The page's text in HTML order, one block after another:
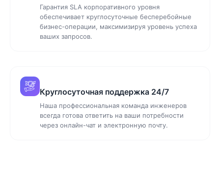
Гарантия SLA корпоративного уровня
обеспечивает круглосуточные бесперебойные
бизнес-операции, максимизируя уровень успеха
ваших запросов.
Круглосуточная поддержка 24/7
Наша профессиональная команда инженеров
всегда готова ответить на ваши потребности
через онлайн-чат и электронную почту.